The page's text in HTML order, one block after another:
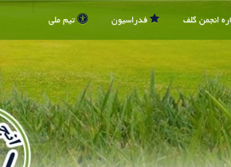
انجمن گلف فدراسیون تیم ملی